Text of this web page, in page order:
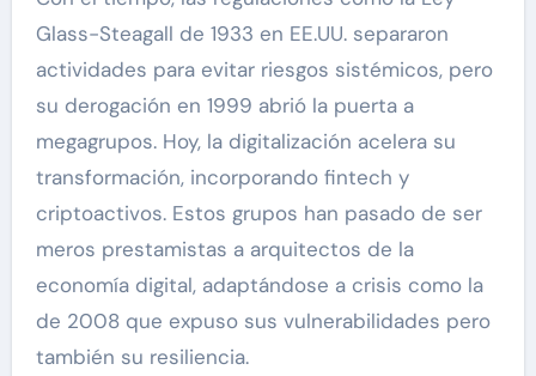
Glass-Steagall de 1933 en EE.UU. separaron
actividades para evitar riesgos sistémicos, pero
su derogación en 1999 abrió la puerta a
megagrupos. Hoy, la digitalización acelera su
transformación, incorporando fintech y
criptoactivos. Estos grupos han pasado de ser
meros prestamistas a arquitectos de la
economía digital, adaptándose a crisis como la
de 2008 que expuso sus vulnerabilidades pero
también su resiliencia.